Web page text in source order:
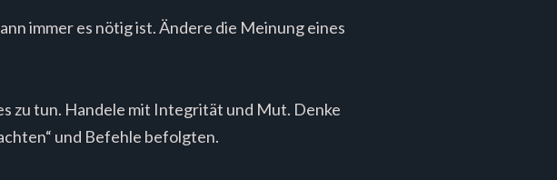
immer es nötig ist. Ändere die Meinung eines
zu tun. Handele mit Integrität und Mut. Denke
und Befehle befolgten.